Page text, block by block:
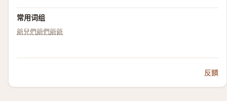
常用词组
爺兒們爺們爺爺
反饋